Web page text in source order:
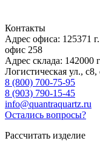
Контакты
Адрес офиса: 125371
офис 258
Адрес склада: 142000
Логистическая ул.,
8 (800) 700-75-95
8 (903) 790-15-45
info@quantraquartz.ru
Остались вопросы?
Рассчитать изделие